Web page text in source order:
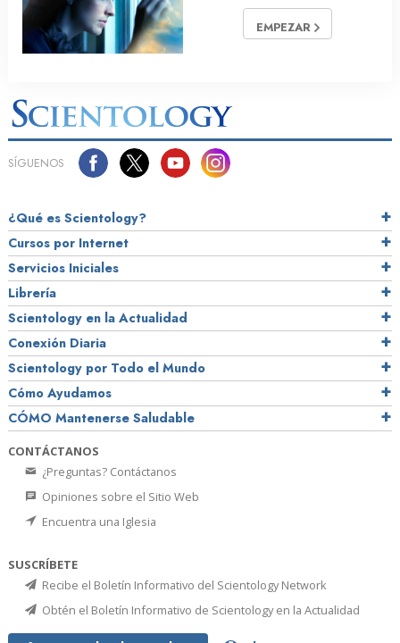
EMPEZAR
SÍGUENOS
¿Qué es Scientology?
Cursos por Internet
Servicios Iniciales
Librería
Scientology en la Actualidad
Conexión Diaria
Scientology por Todo el Mundo
Cómo Ayudamos
CÓMO Mantenerse Saludable
CONTÁCTANOS
¿Preguntas? Contáctanos
Opiniones sobre el Sitio Web
Encuentra una Iglesia
SUSCRÍBETE
Recibe el Boletín Informativo del Scientology Network
Obtén el Boletín Informativo de Scientology en la Actualidad